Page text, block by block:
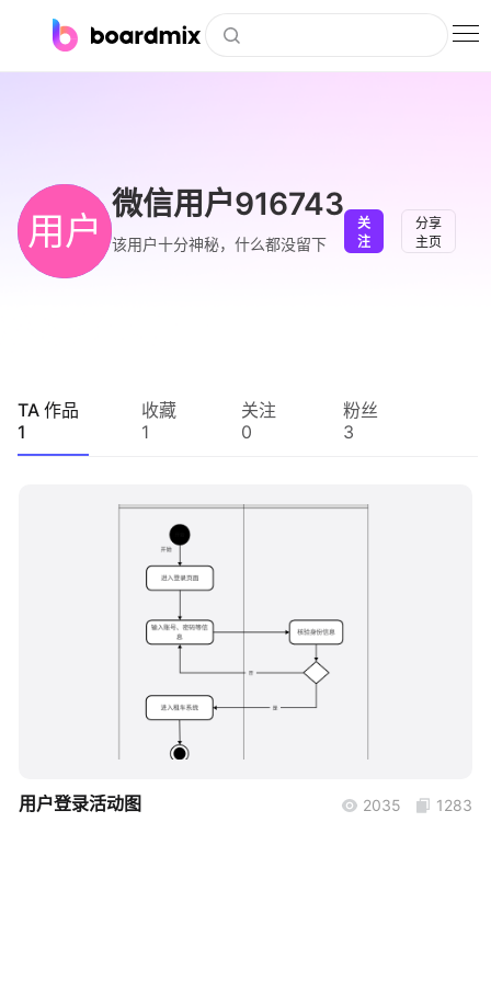
下载
会员
企业服务
知识分享社区
用户
微信用户916743
该用户十分神秘，什么都没留下
关
注
分享
主页
TA 作品
1
收藏
1
关注
0
粉丝
3
boardmix
用户登录活动图 2035 1283